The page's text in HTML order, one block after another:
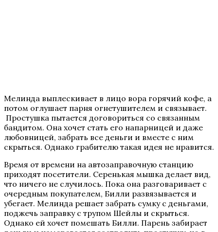
Мелинда выплескивает в лицо вора горячий кофе, а
потом оглушает парня огнетушителем и связывает.
Простушка пытается договориться со связанным
бандитом. Она хочет стать его напарницей и даже
любовницей, забрать все деньги и вместе с ним
скрыться. Однако грабителю такая идея не нравится.
Время от времени на автозаправочную станцию
приходят посетители. Серенькая мышка делает вид,
что ничего не случилось. Пока она разговаривает с
очередным покупателем, Билли развязывается и
убегает. Мелинда решает забрать сумку с деньгами,
поджечь заправку с трупом Шейлы и скрыться.
Однако ей хочет помешать Билли. Парень забирает